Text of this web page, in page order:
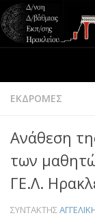
ΕΚΔΡΟΜΕΣ
Ανάθεση
των
ΓΕ.Λ.
ΣΥΝΤΆΚΤΗΣ